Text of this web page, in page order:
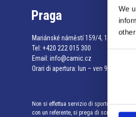
We
Praga
Mariánské náměstí 159/4, 110 00
Tel: +420 222 015 300
Email: info@camic.cz
Orari di apertura: lun – ven 9:00 – 17:00
Non si effettua servizio di sportello al
con un referente, si prega di scrivere a